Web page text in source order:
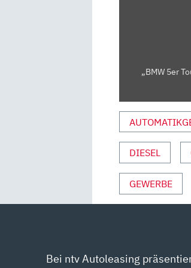
VORFAHRT
AUTO
MOTOR
UND
SPORT“
VON
YOUTUBE
ANZEIGEN
„BMW 5er
DIESEL
GEWERBE
Bei ntv Autoleasing